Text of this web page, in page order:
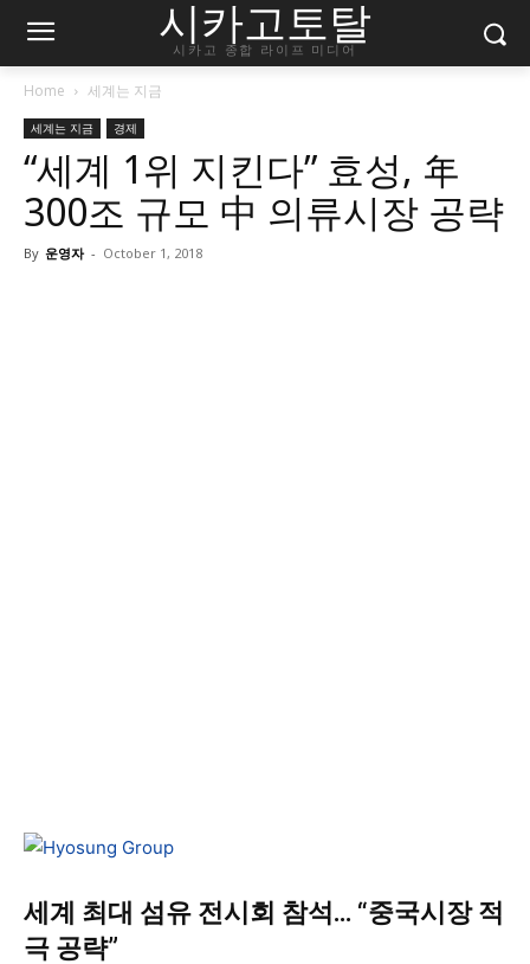
시카고토탈
시카고 종합 라이프 미디어
Home 세계는 지금
세계는 지금 경제
“세계 1위 지킨다” 효성, 年
300조 규모 中 의류시장 공략
By 운영자 - October 1, 2018
세계 최대 섬유 전시회 참석… “중국시장 적
극 공략”